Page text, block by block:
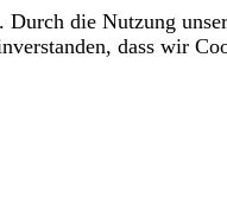
Durch die Nutzung
dass wir